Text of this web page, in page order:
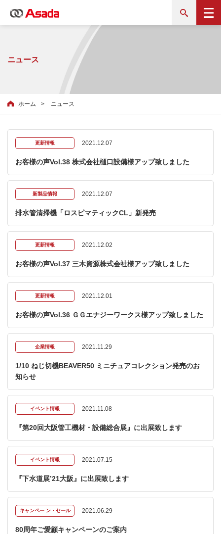
ニュース
ホーム ニュース
更新情報 2021.12.07
お客様の声Vol.38 株式会社樋口設備様アップ致しました
新製品情報 2021.12.07
排水管清掃機「ロスピマティックCL」新発売
更新情報 2021.12.02
お客様の声Vol.37 三木資源株式会社様アップ致しました
更新情報 2021.12.01
お客様の声Vol.36 ＧＧエナジーワークス様アップ致しました
企業情報 2021.11.29
1/10 ねじ切機BEAVER50 ミニチュアコレクション発売のお
知らせ
イベント情報 2021.11.08
『第20回大阪管工機材・設備総合展』に出展致します
イベント情報 2021.07.15
『下水道展’21大阪』に出展致します
キャンペー ン・セール 2021.06.29
80周年ご愛顧キャンペーンのご案内